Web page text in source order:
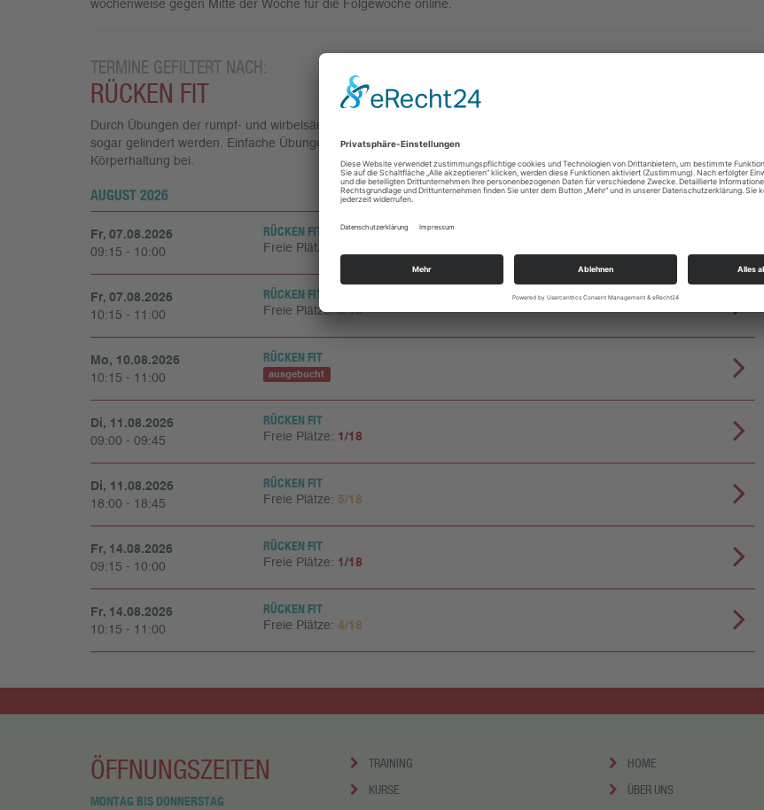
wochenweise gegen Mitte der Woche für die Folgewoche online.
TERMINE GEFILTERT NACH:
RÜCKEN FIT
Durch Übungen der rumpf- und wirbelsäulenstabilisierenden Muskulatur sollen Rückenschmerzen vorgebeugt oder
sogar gelindert werden. Einfache Übungen zur Mobilisierung tragen dabei zur Verbesserung der Beweglichkeit und
Körperhaltung bei.
AUGUST 2026
Fr, 07.08.2026
09:15 - 10:00
RÜCKEN FIT
Freie Plätze:
Fr, 07.08.2026
10:15 - 11:00
RÜCKEN FIT
Freie Plätze:6/18
Mo, 10.08.2026
10:15 - 11:00
RÜCKEN FIT
ausgebucht
Di, 11.08.2026
09:00 - 09:45
RÜCKEN FIT
Freie Plätze: 1/18
Di, 11.08.2026
18:00 - 18:45
RÜCKEN FIT
Freie Plätze: 5/18
Fr, 14.08.2026
09:15 - 10:00
RÜCKEN FIT
Freie Plätze: 1/18
Fr, 14.08.2026
10:15 - 11:00
RÜCKEN FIT
Freie Plätze: 4/18
TRAINING
KURSE
HOME
ÜBER UNS
ÖFFNUNGSZEITEN
MONTAG BIS DONNERSTAG